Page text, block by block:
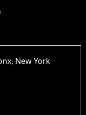
New York